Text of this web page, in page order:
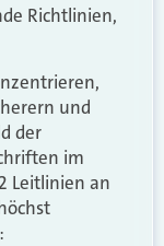
Richtlinien,
und
der
im
Leitlinien an